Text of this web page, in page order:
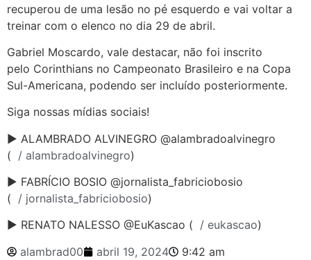
recuperou de uma lesão no pé esquerdo e vai voltar a
treinar com o elenco no dia 29 de abril.
Gabriel Moscardo, vale destacar, não foi inscrito
pelo Corinthians no Campeonato Brasileiro e na Copa
Sul-Americana, podendo ser incluído posteriormente.
Siga nossas mídias sociais!
► ALAMBRADO ALVINEGRO @alambradoalvinegro
( / alambradoalvinegro)
► FABRÍCIO BOSIO @jornalista_fabriciobosio
( / jornalista_fabriciobosio)
► RENATO NALESSO @EuKascao ( / eukascao)
alambrad00
abril 19, 2024
9:42 am